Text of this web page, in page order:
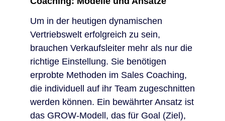
Um in der heutigen dynamischen
Vertriebswelt erfolgreich zu sein,
brauchen Verkaufsleiter mehr als nur die
richtige Einstellung. Sie benötigen
erprobte Methoden im Sales Coaching,
die individuell auf ihr Team zugeschnitten
werden können. Ein bewährter Ansatz ist
das GROW-Modell, das für Goal (Ziel),